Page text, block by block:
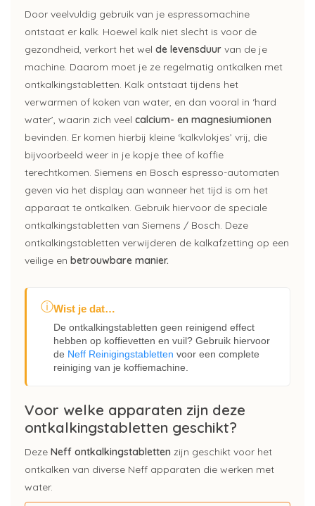
Door veelvuldig gebruik van je espressomachine
ontstaat er kalk. Hoewel kalk niet slecht is voor de
gezondheid, verkort het wel de levensduur van de je
machine. Daarom moet je ze regelmatig ontkalken met
ontkalkingstabletten. Kalk ontstaat tijdens het
verwarmen of koken van water, en dan vooral in ‘hard
water’, waarin zich veel calcium- en magnesiumionen
bevinden. Er komen hierbij kleine ‘kalkvlokjes’ vrij, die
bijvoorbeeld weer in je kopje thee of koffie
terechtkomen. Siemens en Bosch espresso-automaten
geven via het display aan wanneer het tijd is om het
apparaat te ontkalken. Gebruik hiervoor de speciale
ontkalkingstabletten van Siemens / Bosch. Deze
ontkalkingstabletten verwijderen de kalkafzetting op een
veilige en betrouwbare manier.
ⓘWist je dat…
De ontkalkingstabletten geen reinigend effect
hebben op koffievetten en vuil? Gebruik hiervoor
de Neff Reinigingstabletten voor een complete
reiniging van je koffiemachine.
Voor welke apparaten zijn deze
ontkalkingstabletten geschikt?
Deze Neff ontkalkingstabletten zijn geschikt voor het
ontkalken van diverse Neff apparaten die werken met
water.